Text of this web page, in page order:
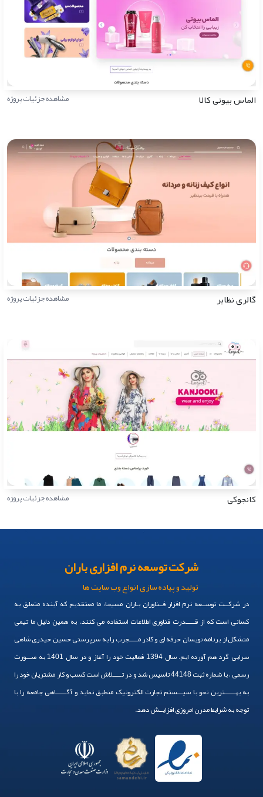
الماس بیوتی کالا مشاهده جزئیات پروژه
گالری نظایر مشاهده جزئیات پروژه
کانجوکی مشاهده جزئیات پروژه
شرکت توسعه نرم افزاری باران
تولید و پیاده سازی انواع وب سایت ها
در شرکــت توســعه نرم افزار فــناوران بـاران مسیحا، ما معتقدیم که آینده متعلق به
کسانی است که از قـــــدرت فناوری اطلاعات استفاده می کنند. به همین دلیل ما تیمی
متشکل از برنامه نویسان حرفه ای و کادر مـــــجرب را به سرپرستی حسین حیدری شاهی
سرایی گرد هم آورده ایم. سال 1394 فعالیت خود را آغاز و در سال 1401 به صـــورت
رسمی ، با شماره ثبت 44148 تاسیس شد و در تـــــلاش است کسب و کار مشتریان خود را
به بهــــــترین نحو با سیـــستم تجارت الکترونیک منطبق نماید و آگــــــاهی جامعه را با
توجه به شرایط مدرن امروزی افزایــش دهد.